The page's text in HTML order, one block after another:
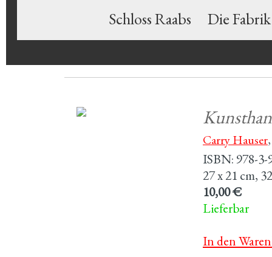
Schloss Raabs
Die Fabrik
Carry Hauser
ISBN: 978-3-
27 x 21 cm,
10,00 €
Lieferbar
In den